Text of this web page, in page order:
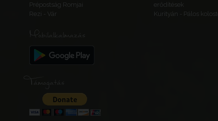
Prépostság Romjai
erődítések
Rezi - Vár
Kurityán - Pálos
Mobilalkalmazás
Támogatás